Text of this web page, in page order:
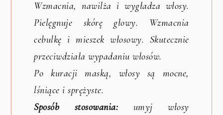
Wzmacnia, nawilża i wygładza włosy.
Pielęgnuje skórę głowy. Wzmacnia
cebulkę i mieszek włosowy. Skutecznie
przeciwdziała wypadaniu włosów.
Po kuracji maską, włosy są mocne,
lśniące i sprężyste.
Sposób stosowania: umyj włosy